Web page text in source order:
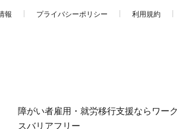
報
プライバシーポリシー 利用規約
障がい者雇用・就労移行支援ならワーク
スバリアフリー